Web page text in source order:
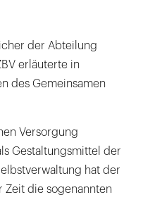
der Abteilung
erläuterte in
des Gemeinsamen
Versorgung
Gestaltungsmittel der
hat der
Zeit die sogenannten